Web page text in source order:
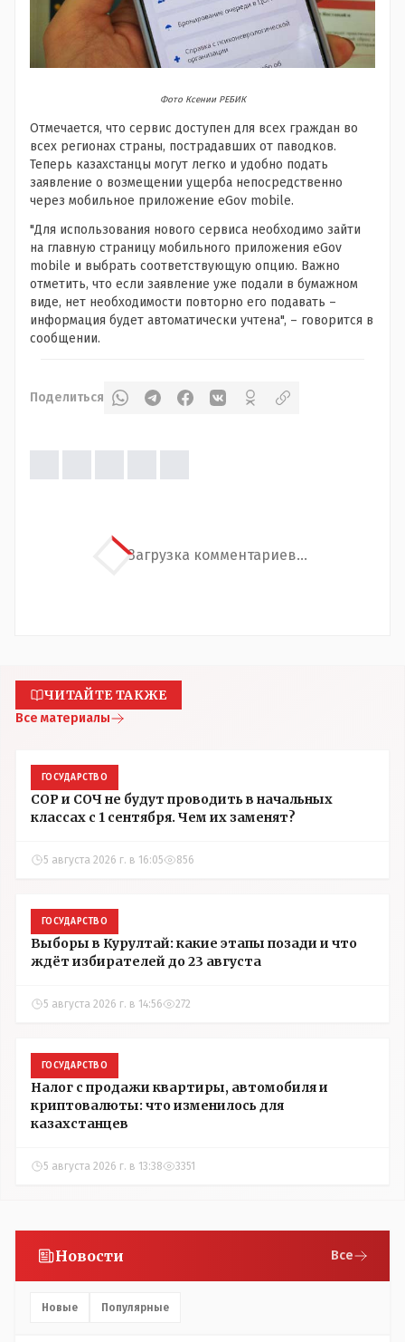
Фото Ксении РЕБИК
Отмечается, что сервис доступен для всех граждан во
всех регионах страны, пострадавших от паводков.
Теперь казахстанцы могут легко и удобно подать
заявление о возмещении ущерба непосредственно
через мобильное приложение eGov mobile.
"Для использования нового сервиса необходимо зайти
на главную страницу мобильного приложения eGov
mobile и выбрать соответствующую опцию. Важно
отметить, что если заявление уже подали в бумажном
виде, нет необходимости повторно его подавать –
информация будет автоматически учтена", – говорится в
сообщении.
Поделиться
Загрузка комментариев...
ЧИТАЙТЕ ТАКЖЕ
Все материалы
ГОСУДАРСТВО
СОР и СОЧ не будут проводить в начальных
классах с 1 сентября. Чем их заменят?
5 августа 2026 г. в 16:05 856
ГОСУДАРСТВО
Выборы в Курултай: какие этапы позади и что
ждёт избирателей до 23 августа
5 августа 2026 г. в 14:56 272
ГОСУДАРСТВО
Налог с продажи квартиры, автомобиля и
криптовалюты: что изменилось для
казахстанцев
5 августа 2026 г. в 13:38 3351
Новости Все
Новые Популярные